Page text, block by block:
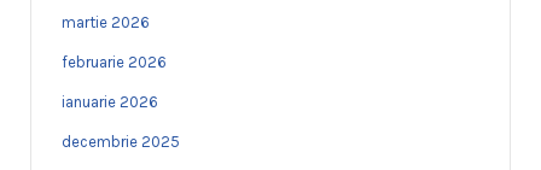
martie 2026
februarie 2026
ianuarie 2026
decembrie 2025